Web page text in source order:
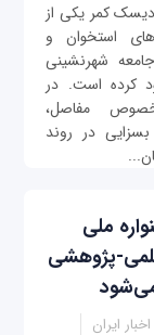
کمر یکی از
استخوان و
شهرنشینی
کرده است. در
مفاصل،
در روند
ملی
پژوهشی
می‌شود
اخبار ایران